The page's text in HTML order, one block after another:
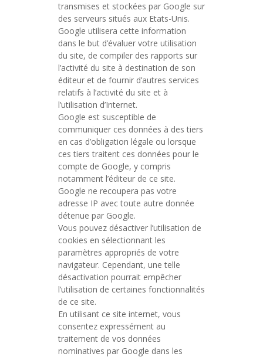
transmises et stockées par Google sur
des serveurs situés aux Etats-Unis.
Google utilisera cette information
dans le but d’évaluer votre utilisation
du site, de compiler des rapports sur
l’activité du site à destination de son
éditeur et de fournir d’autres services
relatifs à l’activité du site et à
l’utilisation d’Internet.
Google est susceptible de
communiquer ces données à des tiers
en cas d’obligation légale ou lorsque
ces tiers traitent ces données pour le
compte de Google, y compris
notamment l’éditeur de ce site.
Google ne recoupera pas votre
adresse IP avec toute autre donnée
détenue par Google.
Vous pouvez désactiver l’utilisation de
cookies en sélectionnant les
paramètres appropriés de votre
navigateur. Cependant, une telle
désactivation pourrait empêcher
l’utilisation de certaines fonctionnalités
de ce site.
En utilisant ce site internet, vous
consentez expressément au
traitement de vos données
nominatives par Google dans les